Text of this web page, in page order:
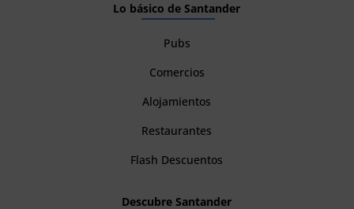
Lo básico de Santander
Pubs
Comercios
Alojamientos
Restaurantes
Flash Descuentos
Descubre Santander